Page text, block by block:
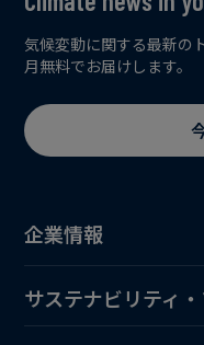
企業情報
サステナビリティ
気候変動に関する最新の
月無料でお届けします。